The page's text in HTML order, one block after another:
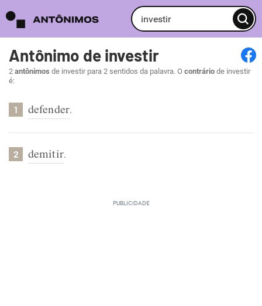
Antônimo de investir
2 antônimos de investir para 2 sentidos da palavra. O contrário de investir
é:
1 defender.
2 demitir.